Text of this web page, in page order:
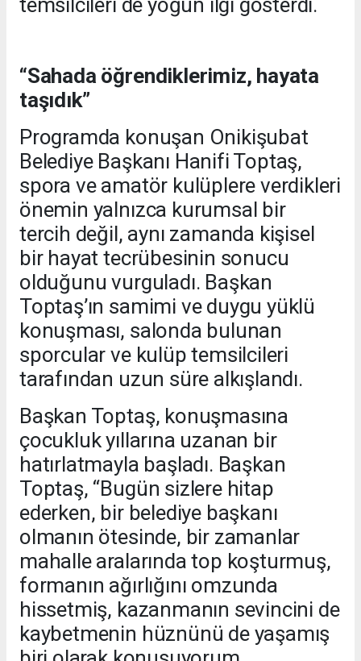
“Sahada öğrendiklerimiz, hayata
taşıdık”
Programda konuşan Onikişubat
Belediye Başkanı Hanifi Toptaş,
spora ve amatör kulüplere verdikleri
önemin yalnızca kurumsal bir
tercih değil, aynı zamanda kişisel
bir hayat tecrübesinin sonucu
olduğunu vurguladı. Başkan
Toptaş’ın samimi ve duygu yüklü
konuşması, salonda bulunan
sporcular ve kulüp temsilcileri
tarafından uzun süre alkışlandı.
Başkan Toptaş, konuşmasına
çocukluk yıllarına uzanan bir
hatırlatmayla başladı. Başkan
Toptaş, “Bugün sizlere hitap
ederken, bir belediye başkanı
olmanın ötesinde, bir zamanlar
mahalle aralarında top koşturmuş,
formanın ağırlığını omzunda
hissetmiş, kazanmanın sevincini de
kaybetmenin hüznünü de yaşamış